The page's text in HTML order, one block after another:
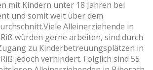
mit Kindern unter 18 Jahren bei
und somit weit über dem
Alleinerziehende in
würden gerne arbeiten, sind durch
zu Kinderbetreuungsplätzen in
jedoch verhindert. Folglich sind 55